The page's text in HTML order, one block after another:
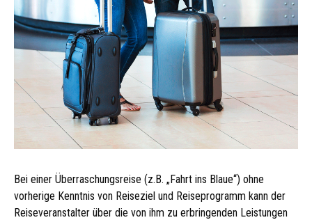
Bei einer Überraschungsreise (z.B. „Fahrt ins Blaue“) ohne
vorherige Kenntnis von Reiseziel und Reiseprogramm kann der
Reiseveranstalter über die von ihm zu erbringenden Leistungen